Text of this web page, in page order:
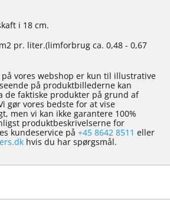
i 18 cm.
pr. liter.(limforbrug ca. 0,48 - 0,67
vores webshop er kun til illustrative
på produktbillederne kan
de faktiske produkter på grund af
gør vores bedste for at vise
men vi kan ikke garantere 100%
produktbeskrivelserne for
kundeservice på +45 8642 8511 eller
hvis du har spørgsmål.